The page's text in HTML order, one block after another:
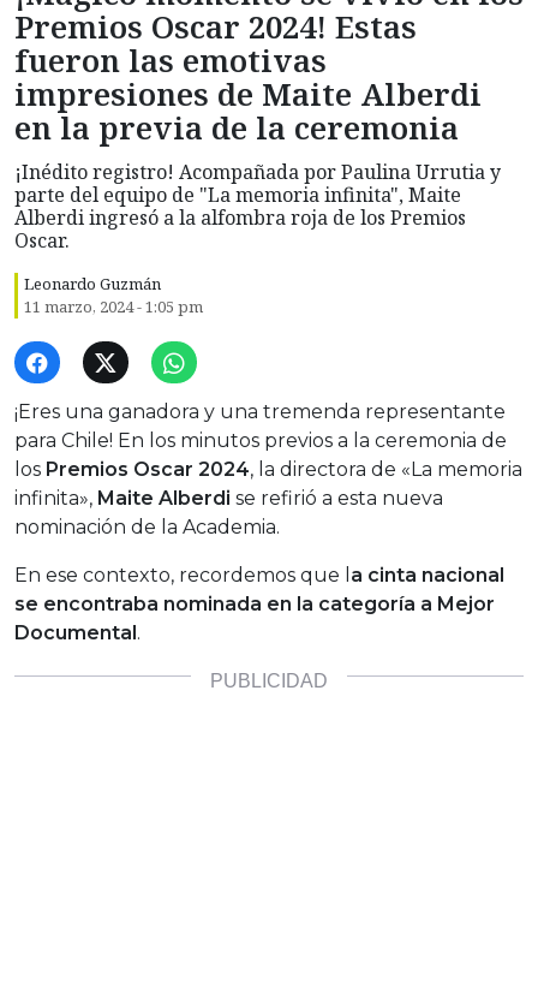
Premios Oscar 2024! Estas
fueron las emotivas
impresiones de Maite Alberdi
en la previa de la ceremonia
¡Inédito registro! Acompañada por Paulina Urrutia y
parte del equipo de "La memoria infinita", Maite
Alberdi ingresó a la alfombra roja de los Premios
Oscar.
Leonardo Guzmán
11 marzo, 2024 - 1:05 pm
¡Eres una ganadora y una tremenda representante
para Chile! En los minutos previos a la ceremonia de
los Premios Oscar 2024, la directora de «La memoria
infinita», Maite Alberdi se refirió a esta nueva
nominación de la Academia.
En ese contexto, recordemos que l a cinta nacional
se encontraba nominada en la categoría a Mejor
Documental .